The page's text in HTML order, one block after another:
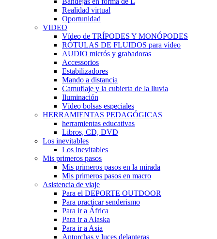
Realidad virtual
Oportunidad
VIDEO
Vídeo de TRÍPODES Y MONÓPODES
RÓTULAS DE FLUIDOS para vídeo
AUDIO micrós y grabadoras
Accessorios
Estabilizadores
Mando a distancia
Camuflaje y la cubierta de la lluvia
Iluminación
Vídeo bolsas especiales
HERRAMIENTAS PEDAGÓGICAS
herramientas educativas
Libros, CD, DVD
Los inevitables
Los inevitables
Mis primeros pasos
Mis primeros pasos en la mirada
Mis primeros pasos en macro
Asistencia de viaje
Para el DEPORTE OUTDOOR
Para practicar senderismo
Para ir a África
Para ir a Alaska
Para ir a Asia
Antorchas y luces delanteras